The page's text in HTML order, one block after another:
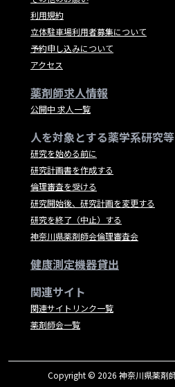
利用規約
立体駐車場利用者募集について
予約申し込みについて
アクセス
薬剤師求人情報
公開中 求人一覧
人を対象とする薬学系研究
研究を始める前に
研究計画書を作成する
倫理審査を受ける
研究開始後、研究計画を変更する
研究を終了（中止）する
神奈川県薬剤師会倫理審査会
健康測定機器貸出
関連サイト
関連サイトリンク一覧
薬剤師会一覧
Copyright © 2026 神奈川県薬剤